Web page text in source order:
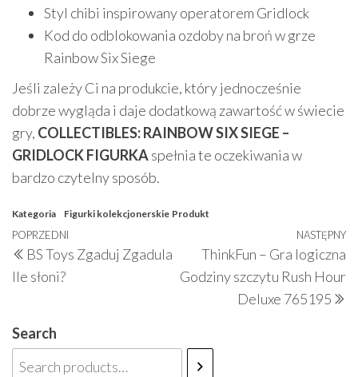
Styl chibi inspirowany operatorem Gridlock
Kod do odblokowania ozdoby na broń w grze
Rainbow Six Siege
Jeśli zależy Ci na produkcie, który jednocześnie
dobrze wygląda i daje dodatkową zawartość w świecie
gry, COLLECTIBLES: RAINBOW SIX SIEGE –
GRIDLOCK FIGURKAspełnia te oczekiwania w
bardzo czytelny sposób.
Kategoria Figurki kolekcjonerskie Produkt
Nawigacja
wpisu
Poprzedni
wpis
POPRZEDNI
BS Toys Zgaduj Zgadula
Ile słoni?
NASTĘPNY
ThinkFun – Gra logiczna
Godziny szczytu Rush Hour
Deluxe 765195
Search